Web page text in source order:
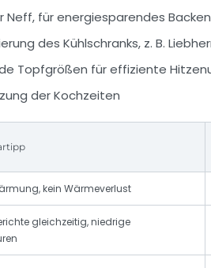
Neff, für energiesparendes Backen
des Kühlschranks, z. B.
Topfgrößen für effiziente
der Kochzeiten
kein Wärmeverlust
gleichzeitig, niedrige